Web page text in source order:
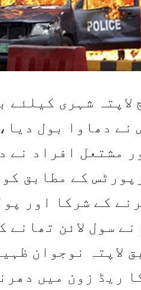
لاپتہ شہری
نے دھاوا بول
مشتعل افراد نے
کے مطابق
کے شرکا اور
سول لائن تھانے
لاپتہ نوجوان
ریڈ زون میں